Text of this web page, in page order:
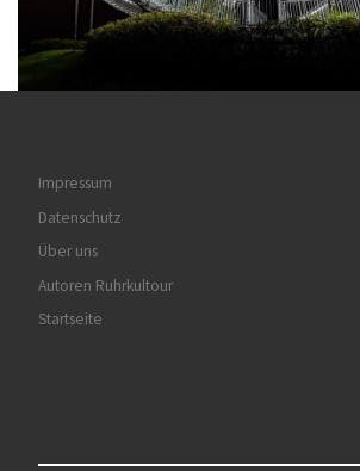
Impressum
Datenschutz
Über uns
Autoren Ruhrkultour
Startseite